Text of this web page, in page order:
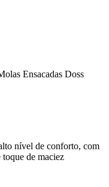
Ensacadas Doss
nível de conforto, com
de maciez